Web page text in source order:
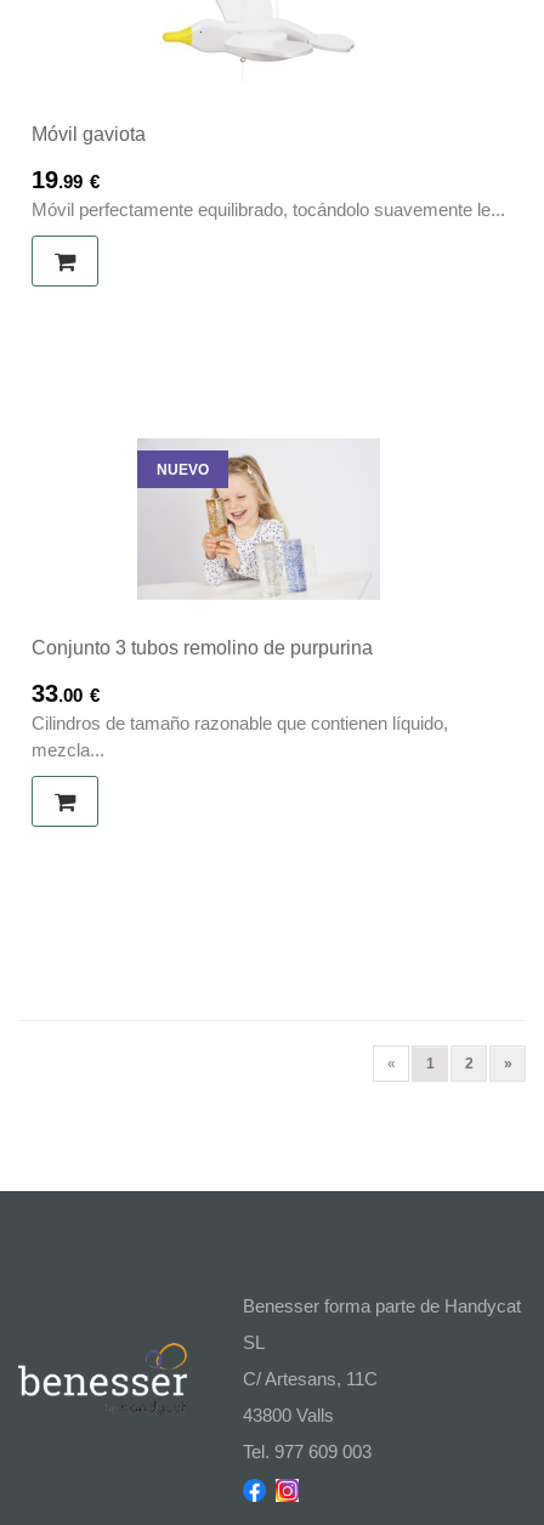
Móvil gaviota
19.99 €
Móvil perfectamente equilibrado, tocándolo suavemente le...
NUEVO
Conjunto 3 tubos remolino de purpurina
33.00 €
Cilindros de tamaño razonable que contienen líquido,
mezcla...
« 1(current)
2 »Next
Benesser forma parte de Handycat
SL
C/ Artesans, 11C
43800 Valls
Tel. 977 609 003